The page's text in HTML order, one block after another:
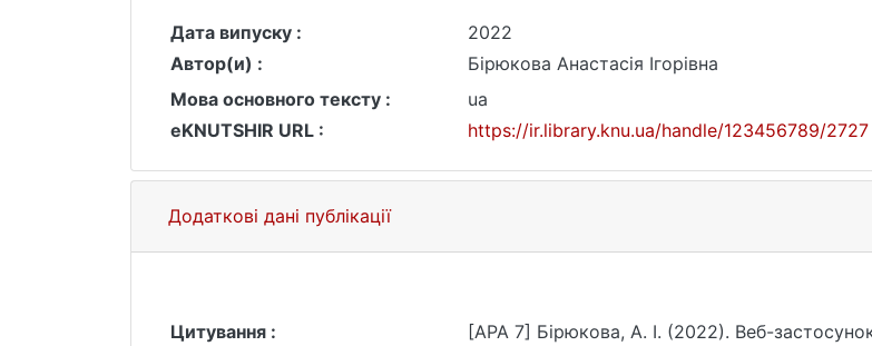
Дата випуску :
2022
Автор(и) :
Бірюкова Анастасія Ігорівна
Мова основного тексту :
ua
eKNUTSHIR URL :
https://ir.library.knu.ua/handle/123456789/2727
Додаткові дані публікації
Цитування :
[APA 7] Бірюкова, А. І. (2022). Веб-